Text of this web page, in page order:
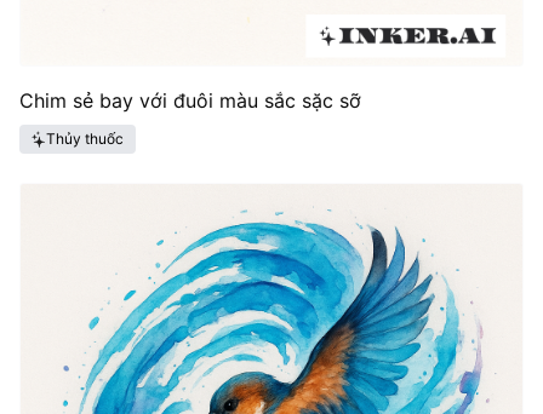
Chim sẻ bay với đuôi màu sắc sặc sỡ
Thủy thuốc